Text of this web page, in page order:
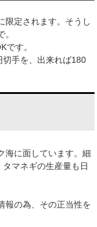
限定されます。そうし
です。
手を、出来れば180
海に面しています。細
マネギの生産量も日
報の為、その正当性を